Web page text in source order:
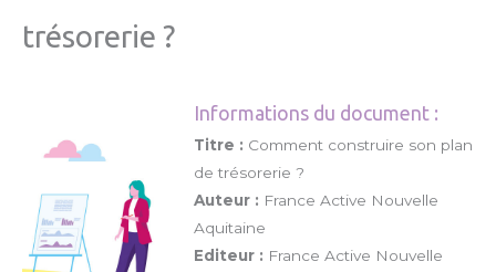
trésorerie ?
Informations du document :
Titre : Comment construire son plan
de trésorerie ?
Auteur : France Active Nouvelle
Aquitaine
Editeur : France Active Nouvelle